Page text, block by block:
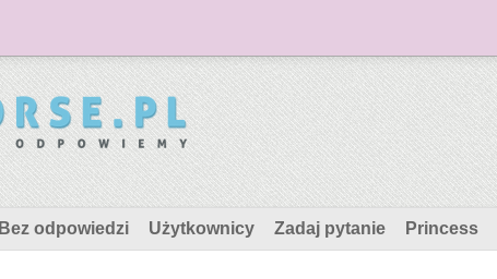
Bez odpowiedzi Użytkownicy Zadaj pytanie Princess